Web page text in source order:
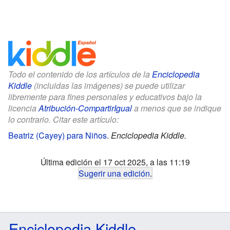
Todo el contenido de los artículos de la Enciclopedia
Kiddle (incluidas las imágenes) se puede utilizar
libremente para fines personales y educativos bajo la
licenciaAtribución-CompartirIguala menos que se indique
lo contrario. Citar este artículo:
Beatriz (Cayey) para Niños. Enciclopedia Kiddle.
Última edición el 17 oct 2025, a las 11:19
Sugerir una edición.